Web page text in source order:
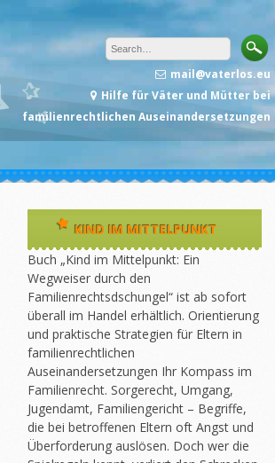
mail@vaterlos.eu
Hilfe für Väter und Mütter bei
familienrechtlichen Auseinandersetzungen
KIND IM MITTELPUNKT
Buch „Kind im Mittelpunkt: Ein
Wegweiser durch den
Familienrechtsdschungel“ ist ab sofort
überall im Handel erhältlich. Orientierung
und praktische Strategien für Eltern in
familienrechtlichen
Auseinandersetzungen Ihr Kompass im
Familienrecht. Sorgerecht, Umgang,
Jugendamt, Familiengericht – Begriffe,
die bei betroffenen Eltern oft Angst und
Überforderung auslösen. Doch wer die